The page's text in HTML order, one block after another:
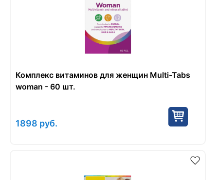
Комплекс витаминов для женщин Multi-Tabs
woman - 60 шт.
1898 руб.